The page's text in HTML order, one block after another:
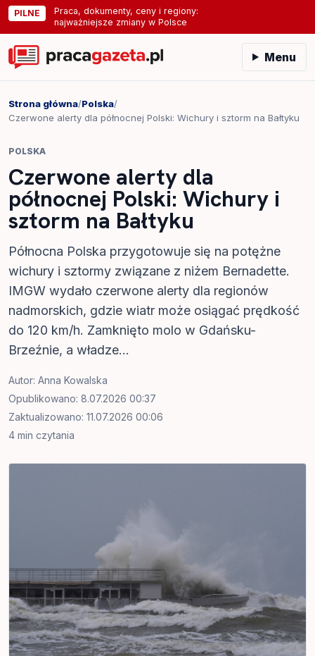
PILNE
Praca, dokumenty, ceny i regiony:
najważniejsze zmiany w Polsce
Menu
Strona główna/Polska/
Czerwone alerty dla północnej Polski: Wichury i sztorm na Bałtyku
POLSKA
Czerwone alerty dla
północnej Polski: Wichury i
sztorm na Bałtyku
Północna Polska przygotowuje się na potężne
wichury i sztormy związane z niżem Bernadette.
IMGW wydało czerwone alerty dla regionów
nadmorskich, gdzie wiatr może osiągać prędkość
do 120 km/h. Zamknięto molo w Gdańsku-
Brzeźnie, a władze...
Autor: Anna Kowalska
Opublikowano: 8.07.2026 00:37
Zaktualizowano: 11.07.2026 00:06
4 min czytania